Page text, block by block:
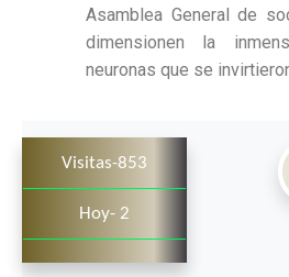
Asamblea General de
dimensionen la
neuronas que se
Visitas-853
Hoy- 2